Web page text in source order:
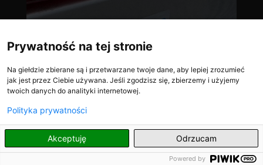
PL
Prywatność na tej stronie
Na giełdzie zbierane są i przetwarzane twoje dane, aby lepiej zrozumieć
jak jest przez Ciebie używana. Jeśli zgodzisz się, zbierzemy i użyjemy
twoich danych do analityki internetowej.
Polityka prywatności
Akceptuję Odrzucam
Powered by